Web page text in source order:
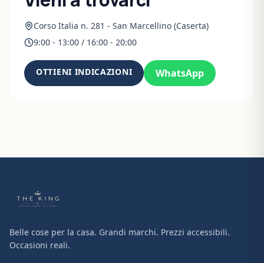
Corso Italia n. 281 - San Marcellino (Caserta)
9:00 - 13:00 / 16:00 - 20:00
OTTIENI INDICAZIONI WhatsApp
Belle cose per la casa. Grandi marchi. Prezzi accessibili.
Occasioni reali.